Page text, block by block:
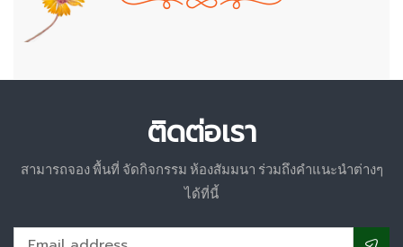
ติดต่อเรา
สามารถจอง พื้นที่ จัดกิจกรรม ห้องสัมมนา ร่วมถึงคำแนะนำต่างๆ
ได้ที่นี้